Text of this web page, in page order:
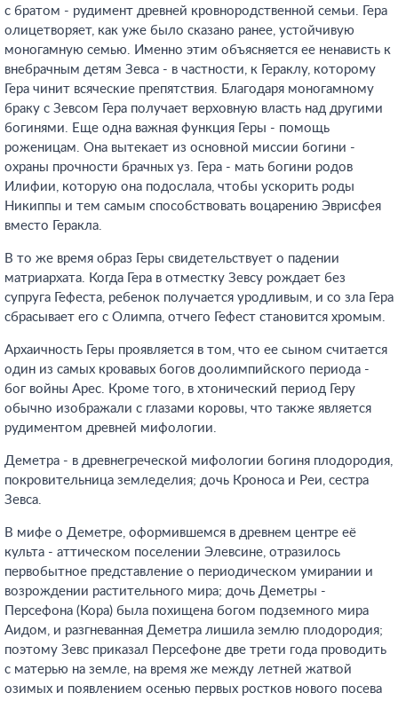
с братом - рудимент древней кровнородственной семьи. Гера
олицетворяет, как уже было сказано ранее, устойчивую
моногамную семью. Именно этим объясняется ее ненависть к
внебрачным детям Зевса - в частности, к Гераклу, которому
Гера чинит всяческие препятствия. Благодаря моногамному
браку с Зевсом Гера получает верховную власть над другими
богинями. Еще одна важная функция Геры - помощь
роженицам. Она вытекает из основной миссии богини -
охраны прочности брачных уз. Гера - мать богини родов
Илифии, которую она подослала, чтобы ускорить роды
Никиппы и тем самым способствовать воцарению Эврисфея
вместо Геракла.
В то же время образ Геры свидетельствует о падении
матриархата. Когда Гера в отместку Зевсу рождает без
супруга Гефеста, ребенок получается уродливым, и со зла Гера
сбрасывает его с Олимпа, отчего Гефест становится хромым.
Архаичность Геры проявляется в том, что ее сыном считается
один из самых кровавых богов доолимпийского периода -
бог войны Арес. Кроме того, в хтонический период Геру
обычно изображали с глазами коровы, что также является
рудиментом древней мифологии.
Деметра - в древнегреческой мифологии богиня плодородия,
покровительница земледелия; дочь Кроноса и Реи, сестра
Зевса.
В мифе о Деметре, оформившемся в древнем центре её
культа - аттическом поселении Элевсине, отразилось
первобытное представление о периодическом умирании и
возрождении растительного мира; дочь Деметры -
Персефона (Кора) была похищена богом подземного мира
Аидом, и разгневанная Деметра лишила землю плодородия;
поэтому Зевс приказал Персефоне две трети года проводить
с матерью на земле, на время же между летней жатвой
озимых и появлением осенью первых ростков нового посева